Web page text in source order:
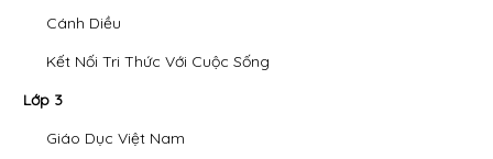
Cánh Diều
Kết Nối Tri Thức Với Cuộc Sống
Lớp 3
Giáo Dục Việt Nam